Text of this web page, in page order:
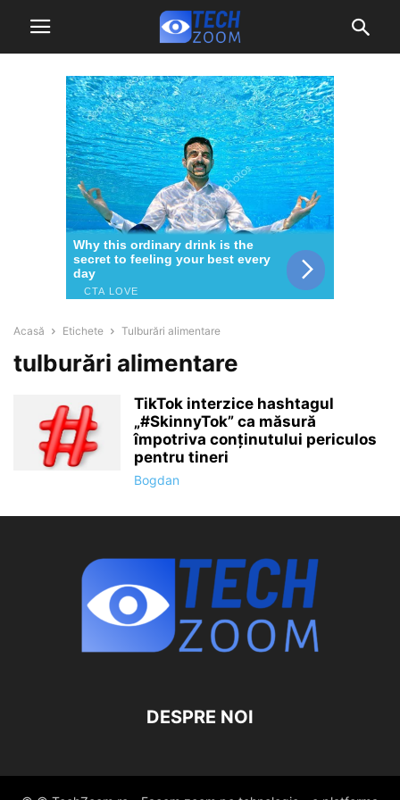
Acasă Etichete Tulburări alimentare
tulburări alimentare
TikTok interzice hashtagul
„#SkinnyTok” ca măsură
împotriva conținutului periculos
pentru tineri
Bogdan
DESPRE NOI